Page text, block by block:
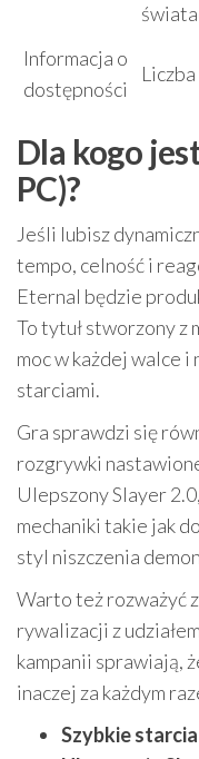
Informacja o
dostępności
Dla kogo
PC)?
Jeśli lubisz
tempo, celność i
Eternal będzie
To tytuł stworzony z
moc w każdej walce i
starciami.
Gra sprawdzi się
rozgrywki
Ulepszony Slayer
mechaniki takie jak
styl niszczenia
Warto też rozważyć
rywalizacji z
kampanii sprawiają,
inaczej za każdym
Szybkie starcia